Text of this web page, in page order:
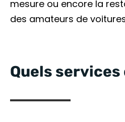
mesure ou encore la
des amateurs de
Quels services